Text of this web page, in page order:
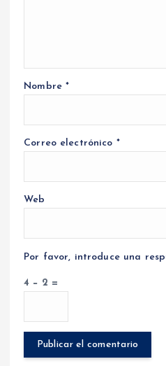
Nombre*
Correo electrónico *
Web
Por favor, introduce una
4 − 2 =